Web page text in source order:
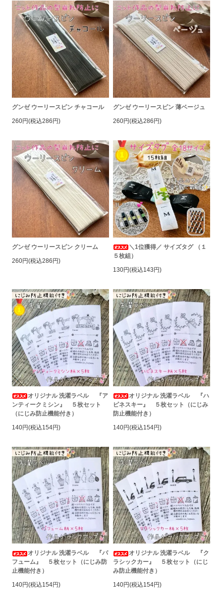
グンゼ ウーリースピン チャコール
260円(税込286円)
グンゼ ウーリースピン 薄ベージュ
260円(税込286円)
グンゼ ウーリースピン クリーム
260円(税込286円)
＼1位獲得／ サイズタグ （１
５枚組）
130円(税込143円)
オリジナル 洗濯ラベル 『ア
ンティークミシン』 ５枚セット
（にじみ防止機能付き）
140円(税込154円)
オリジナル 洗濯ラベル 『ハ
ピネスキー』 ５枚セット（にじみ
防止機能付き）
140円(税込154円)
オリジナル 洗濯ラベル 『パ
フューム』 ５枚セット（にじみ防
止機能付き）
140円(税込154円)
オリジナル 洗濯ラベル 『ク
ラシックカー』 ５枚セット（にじ
み防止機能付き）
140円(税込154円)